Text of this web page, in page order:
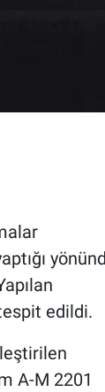
edildi.
A-M 2201